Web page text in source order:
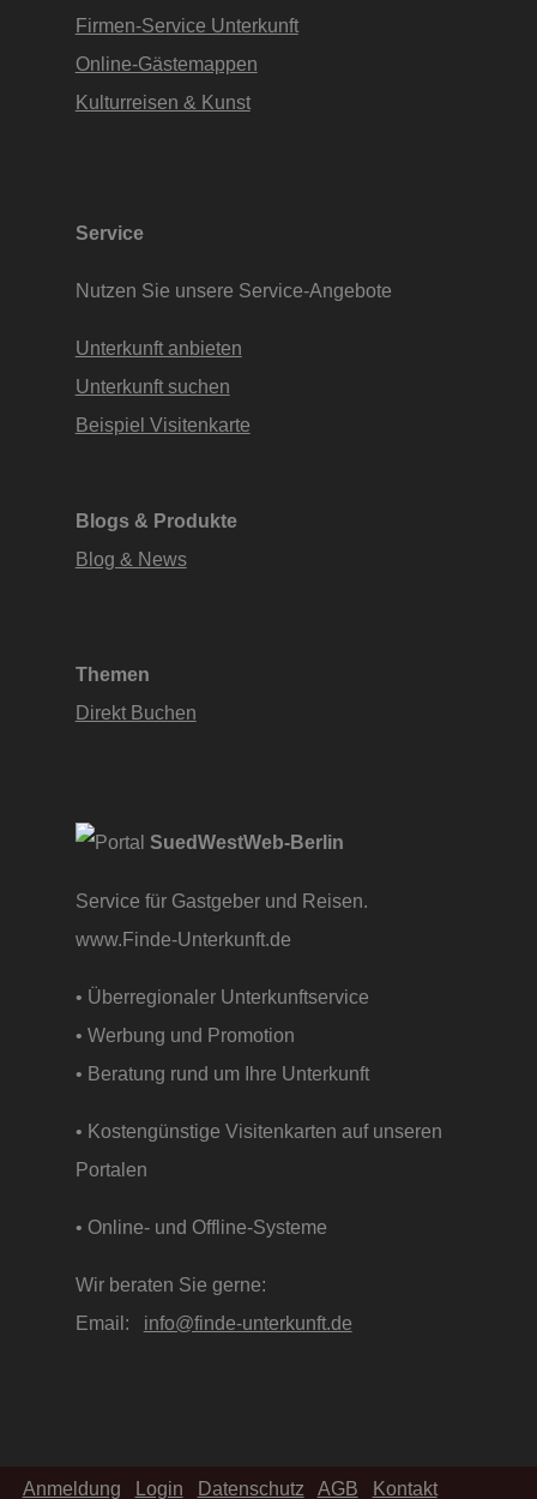
Firmen-Service Unterkunft
Online-Gästemappen
Kulturreisen & Kunst
Service
Nutzen Sie unsere Service-Angebote
Unterkunft anbieten
Unterkunft suchen
Beispiel Visitenkarte
Blogs & Produkte
Blog & News
Themen
Direkt Buchen
SuedWestWeb-Berlin
Service für Gastgeber und Reisen.
www.Finde-Unterkunft.de
• Überregionaler Unterkunftservice
• Werbung und Promotion
• Beratung rund um Ihre Unterkunft
• Kostengünstige Visitenkarten auf unseren
Portalen
• Online- und Offline-Systeme
Wir beraten Sie gerne:
Email: info@finde-unterkunft.de
Anmeldung Login Datenschutz AGB Kontakt